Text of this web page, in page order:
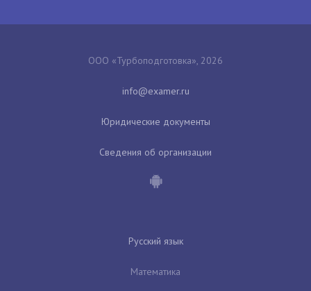
ООО «Турбоподготовка», 2026
Юридические документы
Сведения об организации
Русский язык
Математика